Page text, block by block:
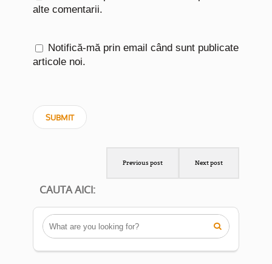
alte comentarii.
Notifică-mă prin email când sunt publicate
articole noi.
Previous post Next post
CAUTA AICI:
